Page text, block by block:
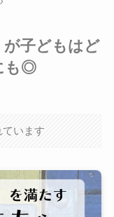
が子どもはど
も◎
います